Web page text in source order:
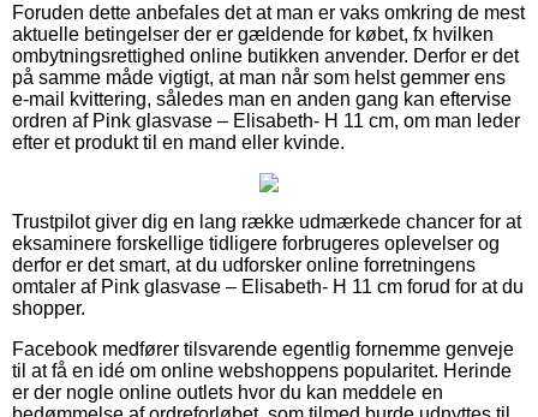
Foruden dette anbefales det at man er vaks omkring de mest
aktuelle betingelser der er gældende for købet, fx hvilken
ombytningsrettighed online butikken anvender. Derfor er det
på samme måde vigtigt, at man når som helst gemmer ens
e-mail kvittering, således man en anden gang kan eftervise
ordren af Pink glasvase – Elisabeth- H 11 cm, om man leder
efter et produkt til en mand eller kvinde.
Trustpilot giver dig en lang række udmærkede chancer for at
eksaminere forskellige tidligere forbrugeres oplevelser og
derfor er det smart, at du udforsker online forretningens
omtaler af Pink glasvase – Elisabeth- H 11 cm forud for at du
shopper.
Facebook medfører tilsvarende egentlig fornemme genveje
til at få en idé om online webshoppens popularitet. Herinde
er der nogle online outlets hvor du kan meddele en